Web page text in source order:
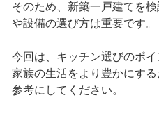
そのため、新築一戸建てを
や設備の選び方は重要です。
今回は、キッチン選びのポイ
家族の生活をより豊かにす
参考にしてください。